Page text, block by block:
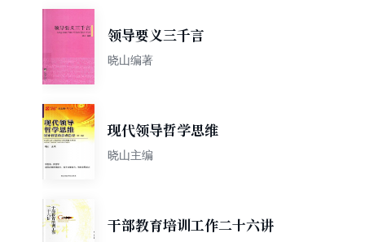
领导要义三千言
晓山编著
现代领导哲学思维
晓山主编
干部教育培训工作二十六讲